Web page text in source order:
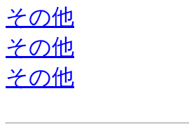
その他
その他
その他